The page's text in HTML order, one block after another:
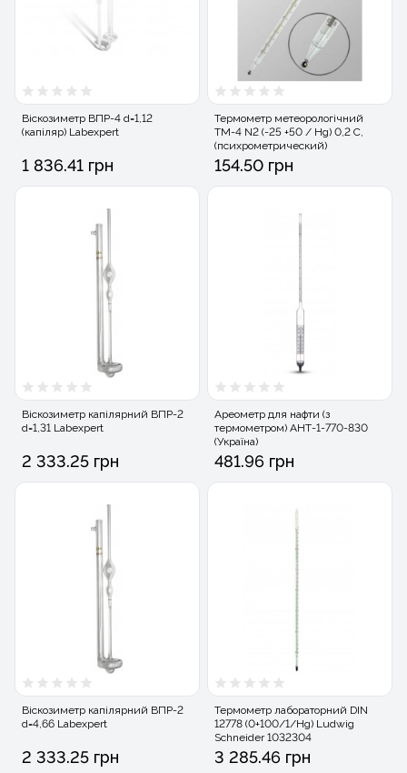
Віскозиметр ВПР-4 d=1,12
(капіляр) Labexpert
1 836.41 грн
Термометр метеорологічний
ТМ-4 N2 (-25 +50 / Hg) 0,2 С,
(психрометрический)
154.50 грн
Віскозиметр капілярний ВПР-2
d=1,31 Labexpert
2 333.25 грн
Ареометр для нафти (з
термометром) АНТ-1-770-830
(Україна)
481.96 грн
Віскозиметр капілярний ВПР-2
d=4,66 Labexpert
2 333.25 грн
Термометр лабораторний DIN
12778 (0+100/1/Hg) Ludwig
Schneider 1032304
3 285.46 грн